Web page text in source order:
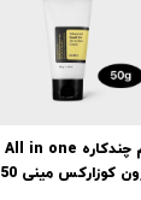
کرم چندکاره All in one
حلزون كوزاركس مینی 50